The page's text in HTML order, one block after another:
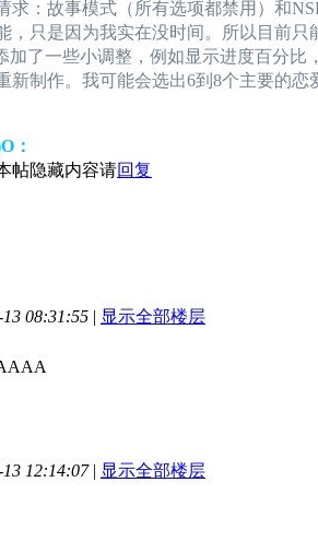
求：故事模式（所有选项都禁用）和
，只是因为我实在没时间。所以目前只
加了一些小调整，例如显示进度百分
新制作。我可能会选出6到8个主要的
：
帖隐藏内容请回复
08:31:55 | 显示全部楼层
12:14:07 | 显示全部楼层